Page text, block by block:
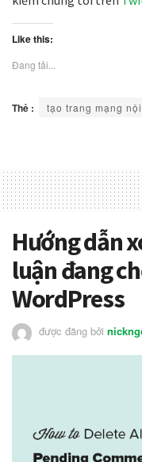
Like this:
Đang tải...
Thẻ : tạo trang mạng
Hướng dẫn
luận đang
WordPress
được đăng bởi